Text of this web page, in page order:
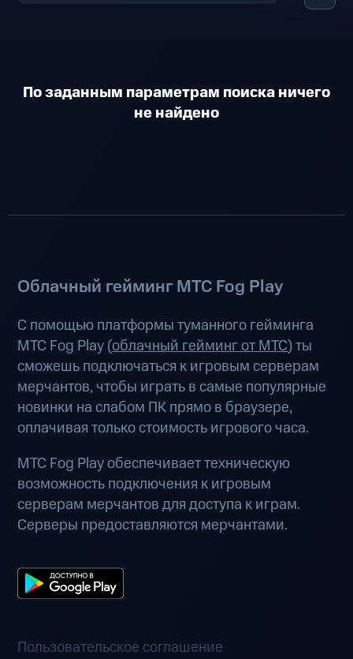
По заданным параметрам поиска ничего
не найдено
Облачный гейминг МТС Fog Play
С помощью платформы туманного гейминга
МТС Fog Play (облачный гейминг от МТС) ты
сможешь подключаться к игровым серверам
мерчантов, чтобы играть в самые популярные
новинки на слабом ПК прямо в браузере,
оплачивая только стоимость игрового часа.
МТС Fog Play обеспечивает техническую
возможность подключения к игровым
серверам мерчантов для доступа к играм.
Серверы предоставляются мерчантами.
Пользовательское соглашение